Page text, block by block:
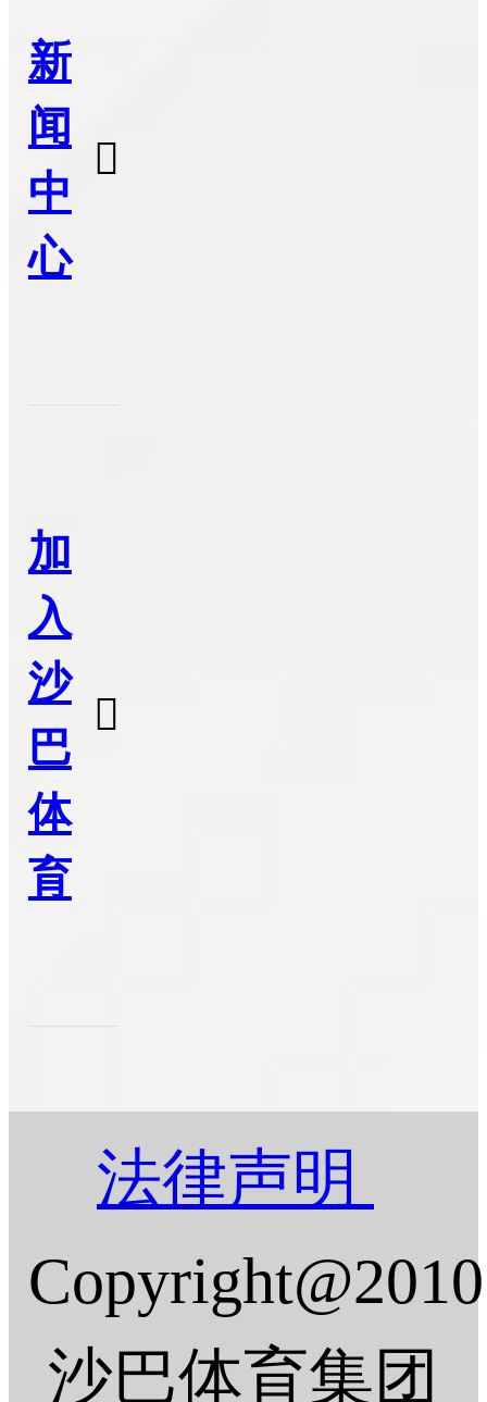
新
闻
中
心

加
入
沙
巴
体
育

法律声明
Copyright@2010
沙巴体育集团